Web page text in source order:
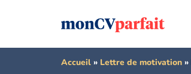
Accueil » Lettre de motivation »